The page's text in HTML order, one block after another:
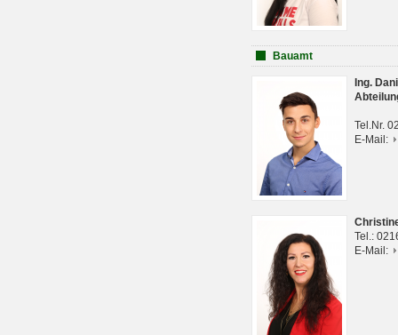
Bauamt
Ing.
Tel.Nr.
E-Mail:
Tel.:
E-Mail: